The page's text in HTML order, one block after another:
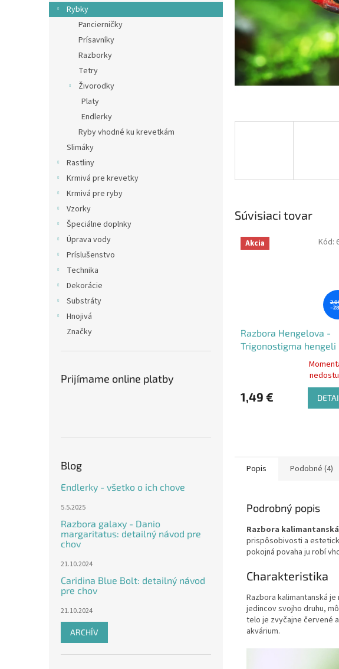
Rybky
Pancierničky
Prísavníky
Razborky
Tetry
Živorodky
Platy
Endlerky
Ryby vhodné ku krevetkám
Slimáky
Rastliny
Krmivá pre krevetky
Krmivá pre ryby
Vzorky
Špeciálne doplnky
Úprava vody
Príslušenstvo
Technika
Dekorácie
Substráty
Hnojivá
Značky
Prijímame online platby
Blog
Endlerky - všetko o ich chove
5.5.2025
Razbora galaxy - Danio
margaritatus: detailný návod pre
chov
21.10.2024
Caridina Blue Bolt: detailný návod
pre chov
21.10.2024
ARCHÍV
Súvisiaci tovar
Akcia
Razbora Hengelova -
Trigonostigma hengeli
produktu
je
1,49 €
Kód:
Popis Podobné (4)
Podrobný popis
Razbora
prispôsobivosti a
pokojná povaha ju robí
Charakteristika
Razbora kalimantanská
jedincov svojho druhu,
telo je zvyčajne červené
akvárium.